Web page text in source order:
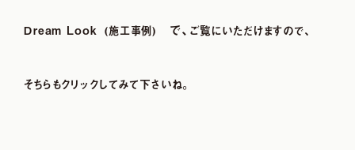
Ｄream Look (施工事例) で、 ご覧にいただけますので、
そちらもクリックしてみて下さいね。